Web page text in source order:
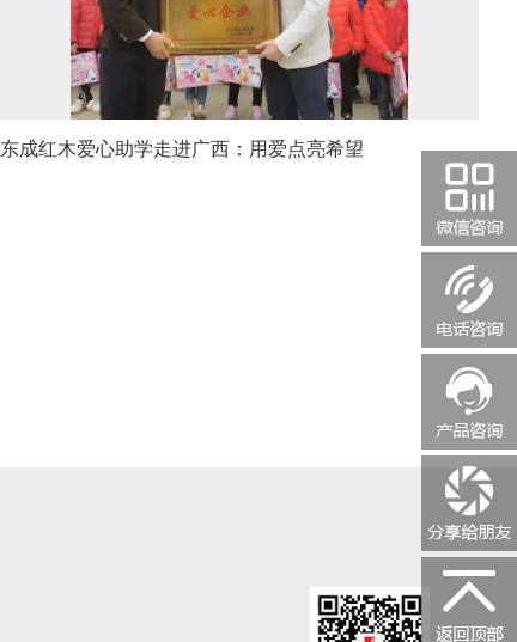
东成红木爱心助学走进广西：用爱点亮希望
关注东成
随时咨
13590887936
微信扫描
即可将本
分享到朋